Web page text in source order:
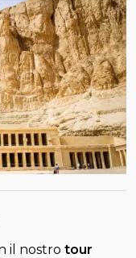
il nostro tour